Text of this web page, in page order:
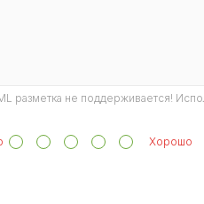
разметка не поддерживается!
Хорошо